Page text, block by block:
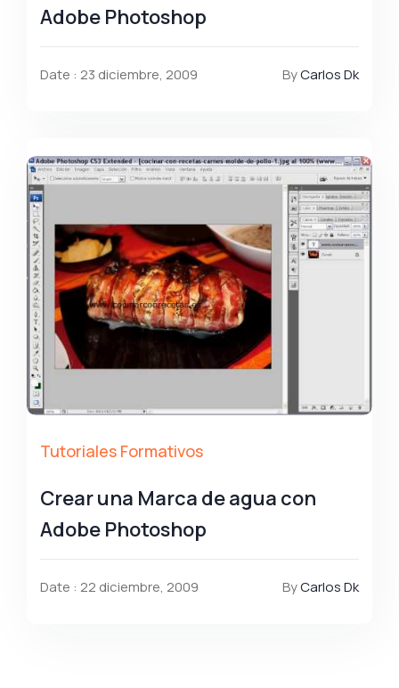
Adobe Photoshop
Date : 23 diciembre, 2009 ByCarlos Dk
Tutoriales Formativos
Crear una Marca de agua con
Adobe Photoshop
Date : 22 diciembre, 2009 ByCarlos Dk